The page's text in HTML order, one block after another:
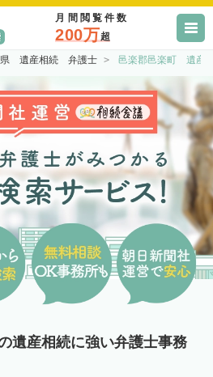
月間閲覧件数
200万超
県 遺産相続 弁護士 邑楽郡邑楽町 遺産
遺産相続に強い弁護士事務